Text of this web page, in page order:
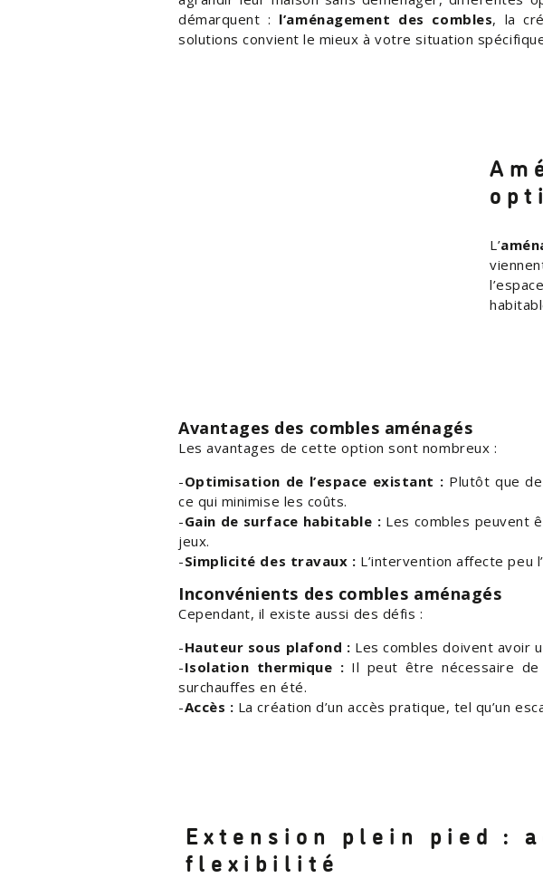
démarquent : l’aménagement des combles, la
solutions convient le mieux à votre situation
L’
Avantages des combles aménagés
Les avantages de cette option sont nombreux :
Optimisation de l’espace existant : Plutôt que
ce qui minimise les coûts.
Gain de surface habitable : Les combles peuvent
jeux.
Simplicité des travaux : L’intervention affecte peu
Inconvénients des combles aménagés
Cependant, il existe aussi des défis :
Hauteur sous plafond : Les combles doivent avoir
Isolation thermique : Il peut être nécessaire
surchauffes en été.
Accès : La création d’un accès pratique, tel qu’un
Extension plein pied :
flexibilité